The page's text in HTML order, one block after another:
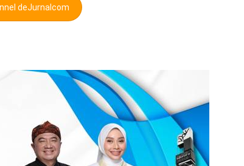
deJurnalcom